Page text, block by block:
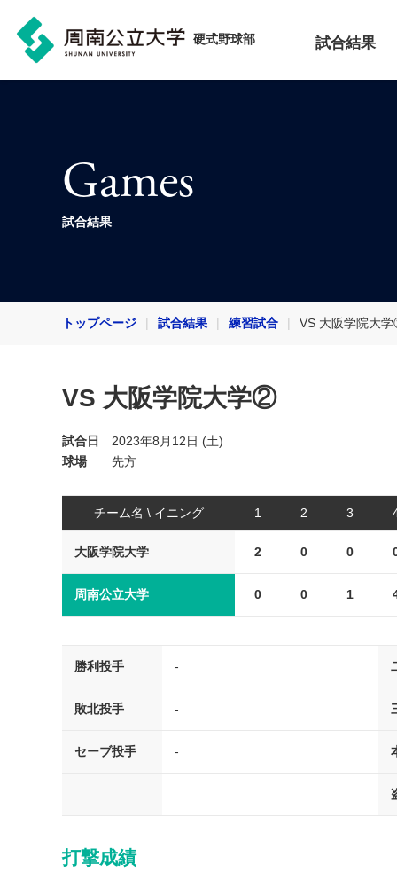
硬式野球部 試合結果
Games
試合結果
トップページ 試合結果 練習試合 VS 大阪学院大
VS 大阪学院大学②
試合日
2023年8月12日 (土)
球場
先方
チーム名 \ イニング 1 2 3
大阪学院大学 2 0 0
周南公立大学 0 0 1
勝利投手 -
敗北投手 -
セーブ投手 -
打撃成績